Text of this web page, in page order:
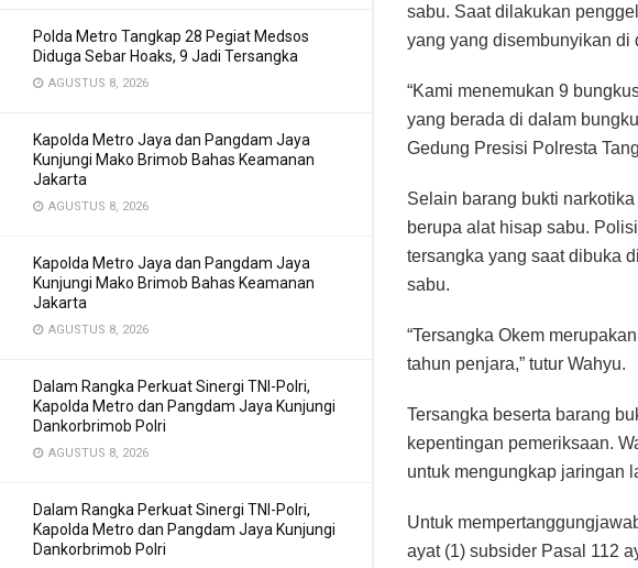
Polda Metro Tangkap 28 Pegiat Medsos
Diduga Sebar Hoaks, 9 Jadi Tersangka
AGUSTUS 8, 2026
Kapolda Metro Jaya dan Pangdam Jaya
Kunjungi Mako Brimob Bahas Keamanan
Jakarta
AGUSTUS 8, 2026
Kapolda Metro Jaya dan Pangdam Jaya
Kunjungi Mako Brimob Bahas Keamanan
Jakarta
AGUSTUS 8, 2026
Dalam Rangka Perkuat Sinergi TNI-Polri,
Kapolda Metro dan Pangdam Jaya Kunjungi
Dankorbrimob Polri
AGUSTUS 8, 2026
Dalam Rangka Perkuat Sinergi TNI-Polri,
Kapolda Metro dan Pangdam Jaya Kunjungi
Dankorbrimob Polri
sabu. Saat dilakukan
yang yang disembunyikan di
“Kami menemukan 9
yang berada di dalam
Gedung Presisi Polresta
Selain barang bukti
berupa alat hisap sabu.
tersangka yang saat dibuka
sabu.
“Tersangka Okem
tahun penjara,” tutur Wahyu.
Tersangka beserta barang
kepentingan pemeriksaan.
untuk mengungkap jaringan
Untuk
ayat (1) subsider Pasal 112